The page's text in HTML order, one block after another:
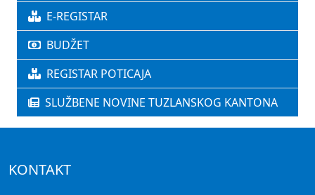
E-REGISTAR
BUDŽET
REGISTAR POTICAJA
SLUŽBENE NOVINE TUZLANSKOG KANTONA
KONTAKT